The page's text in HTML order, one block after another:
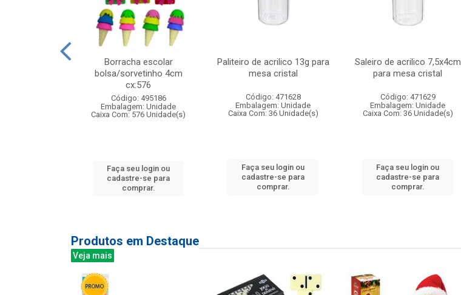
Borracha escolar
bolsa/sorvetinho 4cm
cx:576
Código: 495186
Embalagem: Unidade
Caixa Com: 576 Unidade(s)
Faça seu login ou
cadastre-se para
comprar.
Paliteiro de acrilico 13g para
mesa cristal
Código: 471628
Embalagem: Unidade
Caixa Com: 36 Unidade(s)
Faça seu login ou
cadastre-se para
comprar.
Saleiro de acrilico 7,5x4cm
para mesa cristal
Código: 471629
Embalagem: Unidade
Caixa Com: 36 Unidade(s)
Faça seu login ou
cadastre-se para
comprar.
Produtos em Destaque
Veja mais